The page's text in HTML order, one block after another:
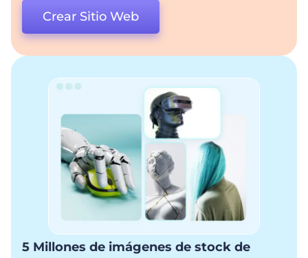
Crear Sitio Web
5 Millones de imágenes de stock de